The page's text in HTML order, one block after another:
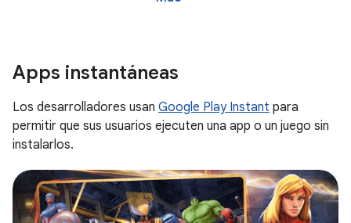
Apps instantáneas
Los desarrolladores usan Google Play Instant para
permitir que sus usuarios ejecuten una app o un juego sin
instalarlos.